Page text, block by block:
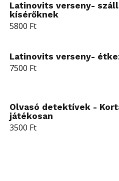
Latinovits verseny-
kísérőknek
5800 Ft
Latinovits verseny-
7500 Ft
Olvasó detektívek -
játékosan
3500 Ft